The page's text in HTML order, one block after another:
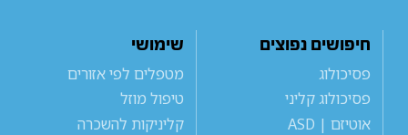
חיפושים נפוצים
פסיכולוג
פסיכולוג קליני
אוטיזם | ASD
שימושי
מטפלים לפי אזורים
טיפול מוזל
קליניקות להשכרה